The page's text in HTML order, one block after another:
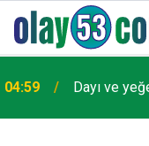
04:59 Dayı ve